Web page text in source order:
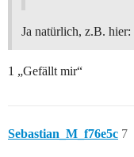
Ja natürlich, z.B. hier:
1 „Gefällt mir“
Sebastian_M_f76e5c 7